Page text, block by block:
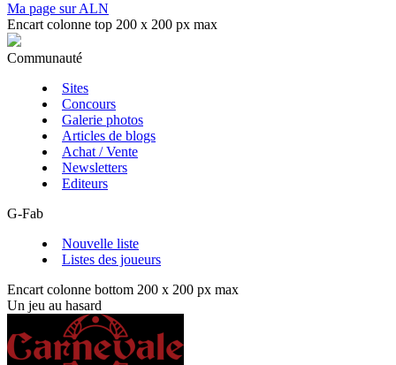
Ma page sur ALN
Encart colonne top 200 x 200 px max
Communauté
Sites
Concours
Galerie photos
Articles de blogs
Achat / Vente
Newsletters
Editeurs
G-Fab
Nouvelle liste
Listes des joueurs
Encart colonne bottom 200 x 200 px max
Un jeu au hasard